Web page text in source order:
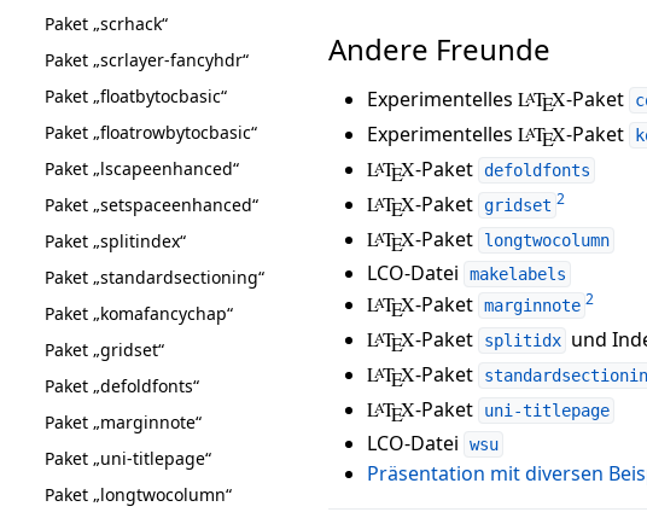
Paket „scrhack“
Paket „scrlayer-fancyhdr“
Paket „floatbytocbasic“
Paket „floatrowbytocbasic“
Paket „lscapeenhanced“
Paket „setspaceenhanced“
Paket „splitindex“
Paket „standardsectioning“
Paket „komafancychap“
Paket „gridset“
Paket „defoldfonts“
Paket „marginnote“
Paket „uni-titlepage“
Paket „longtwocolumn“
Andere Freunde
Experimentelles LATEX-Paket
Experimentelles LATEX-Paket
LATEX-Paket defoldfonts
LATEX-Paket gridset 2
LATEX-Paket longtwocolumn
LCO-Datei makelabels
LATEX-Paket marginnote 2
LATEX-Paket splitidx und
LATEX-Paket
LATEX-Paket uni-titlepage
LCO-Datei wsu
Präsentation mit diversen